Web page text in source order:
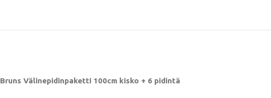
Bruns Välinepidinpaketti 100cm kisko + 6 pidintä